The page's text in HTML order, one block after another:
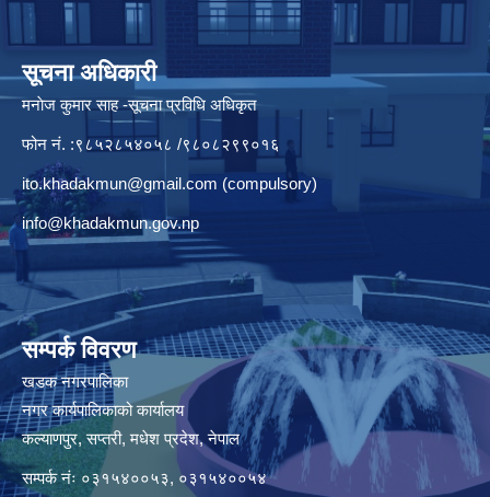
सूचना अधिकारी
मनाेज कुमार साह -सूचना प्रविधि अधिकृत
फोन नं. :९८५२८५४०५८ /९८०८२९९०१६
ito.khadakmun@gmail.com (compulsory)
info@khadakmun.gov.np
सम्पर्क विवरण
खडक नगरपालिका
नगर कार्यपालिकाको कार्यालय
कल्याणपुर, सप्तरी, मधेश प्रदेश, नेपाल
सम्पर्क नंः ०३१५४००५३, ०३१५४००५४